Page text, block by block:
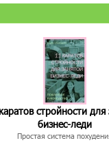
стройности для
бизнес-леди
Простая система